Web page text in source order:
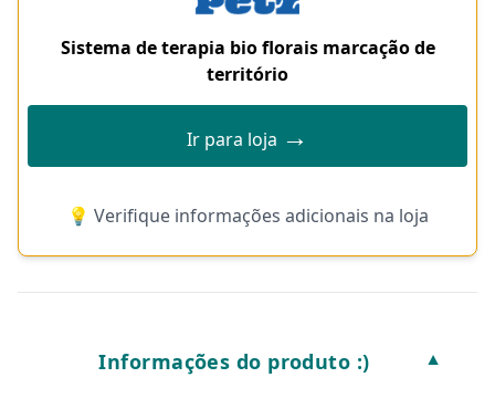
Sistema de terapia bio florais marcação de
território
Ir para loja →
💡 Verifique informações adicionais na loja
Informações do produto :) ▼